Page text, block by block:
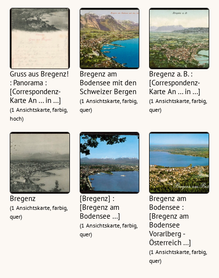
Gruss aus Bregenz!
: Panorama :
[Correspondenz-
Karte An ... in ...]
(1 Ansichtskarte, farbig,
hoch)
Bregenz am
Bodensee mit den
Schweizer Bergen
(1 Ansichtskarte, farbig,
quer)
Bregenz a. B. :
[Correspondenz-
Karte An ... in ...]
(1 Ansichtskarte, farbig,
quer)
Bregenz
(1 Ansichtskarte, farbig,
quer)
[Bregenz] :
[Bregenz am
Bodensee ...]
(1 Ansichtskarte, farbig,
quer)
Bregenz am
Bodensee :
[Bregenz am
Bodensee
Vorarlberg -
Österreich ...]
(1 Ansichtskarte, farbig,
quer)